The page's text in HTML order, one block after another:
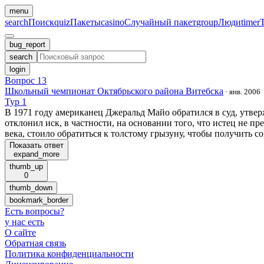
menu
searchПоискquizПакетыcasinoСлучайный пакетgroupЛюдиtimer
bug_report
search
login
Вопрос 13
Школьный чемпионат Октябрьского района Витебска · янв. 2006
Тур 1
В 1971 году американец Джеральд Майо обратился в суд,
отклонил иск, в частности, на основании того, что истец не
века, стоило обратиться к толстому грызуну, чтобы получить
Показать ответ
expand_more
thumb_up
0
thumb_down
bookmark_border
Есть вопросы?
у нас есть
О сайте
Обратная связь
Политика конфиденциальности